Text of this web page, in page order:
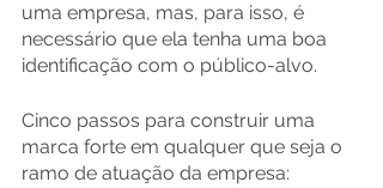
uma empresa, mas, para isso, é
necessário que ela tenha uma boa
identificação com o público-alvo.
Cinco passos para construir uma
marca forte em qualquer que seja o
ramo de atuação da empresa: